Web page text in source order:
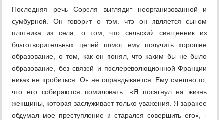
Последняя речь Сореля выглядит неорганизованной и
сумбурной. Он говорит о том, что он является сыном
плотника из села, о том, что сельский священник из
благотворительных целей помог ему получить хорошее
образование, о том, как он понял, что каким бы не было
образование, без связей и послереволюционной Франции
никак не пробиться. Он не оправдывается. Ему смешно то,
что его собираются помиловать. «Я посягнул на жизнь
женщины, которая заслуживает только уважения. Я заранее
обдумал мое преступление и старался совершить его», -